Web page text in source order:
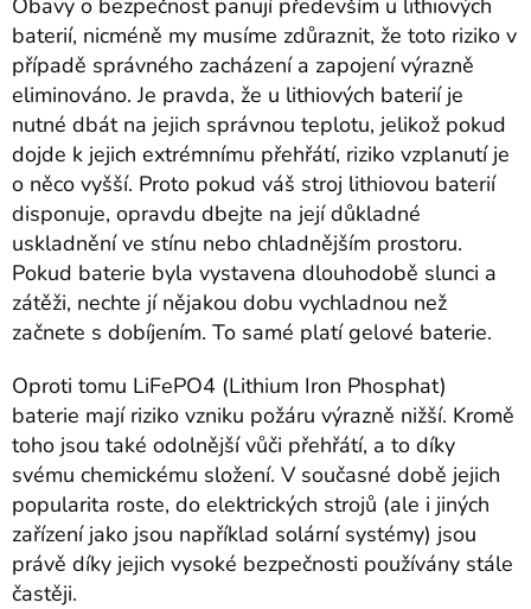
Obavy o bezpečnost panují především u lithiových
baterií, nicméně my musíme zdůraznit, že toto riziko v
případě správného zacházení a zapojení výrazně
eliminováno. Je pravda, že u lithiových baterií je
nutné dbát na jejich správnou teplotu, jelikož pokud
dojde k jejich extrémnímu přehřátí, riziko vzplanutí je
o něco vyšší. Proto pokud váš stroj lithiovou baterií
disponuje, opravdu dbejte na její důkladné
uskladnění ve stínu nebo chladnějším prostoru.
Pokud baterie byla vystavena dlouhodobě slunci a
zátěži, nechte jí nějakou dobu vychladnou než
začnete s dobíjením. To samé platí gelové baterie.
Oproti tomu LiFePO4 (Lithium Iron Phosphat)
baterie mají riziko vzniku požáru výrazně nižší. Kromě
toho jsou také odolnější vůči přehřátí, a to díky
svému chemickému složení. V současné době jejich
popularita roste, do elektrických strojů (ale i jiných
zařízení jako jsou například solární systémy) jsou
právě díky jejich vysoké bezpečnosti používány stále
častěji.